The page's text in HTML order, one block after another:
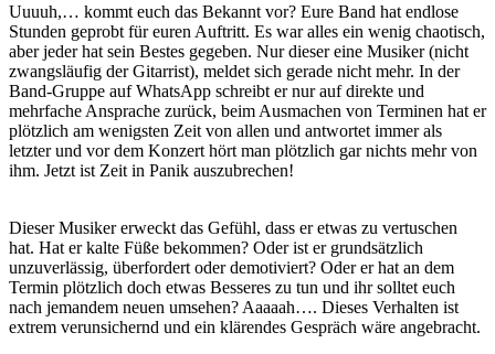
Uuuuh,… kommt euch das Bekannt vor? Eure Band hat endlose
Stunden geprobt für euren Auftritt. Es war alles ein wenig chaotisch,
aber jeder hat sein Bestes gegeben. Nur dieser eine Musiker (nicht
zwangsläufig der Gitarrist), meldet sich gerade nicht mehr. In der
Band-Gruppe auf WhatsApp schreibt er nur auf direkte und
mehrfache Ansprache zurück, beim Ausmachen von Terminen hat er
plötzlich am wenigsten Zeit von allen und antwortet immer als
letzter und vor dem Konzert hört man plötzlich gar nichts mehr von
ihm. Jetzt ist Zeit in Panik auszubrechen!
Dieser Musiker erweckt das Gefühl, dass er etwas zu vertuschen
hat. Hat er kalte Füße bekommen? Oder ist er grundsätzlich
unzuverlässig, überfordert oder demotiviert? Oder er hat an dem
Termin plötzlich doch etwas Besseres zu tun und ihr solltet euch
nach jemandem neuen umsehen? Aaaaah…. Dieses Verhalten ist
extrem verunsichernd und ein klärendes Gespräch wäre angebracht.